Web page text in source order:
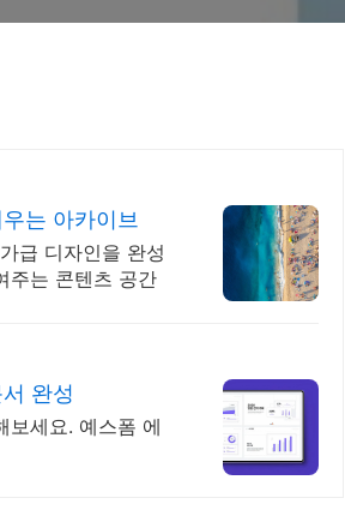
는 아카이브
급 디자인을 완성
주는 콘텐츠 공간
완성
보세요. 예스폼 에